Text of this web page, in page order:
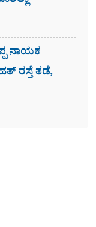
ನಾಯಕ
ರಸ್ತೆ ತಡೆ,